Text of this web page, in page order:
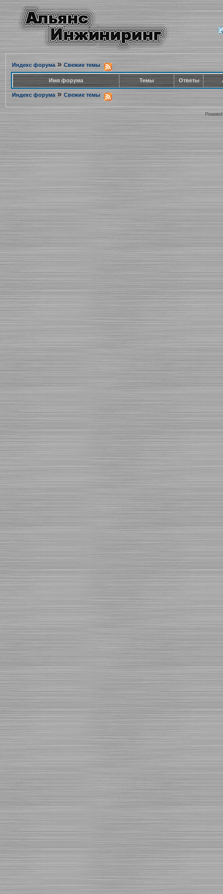
Индекс форума» Свежие темы
Имя форума Темы Ответы
Индекс форума » Свежие темы